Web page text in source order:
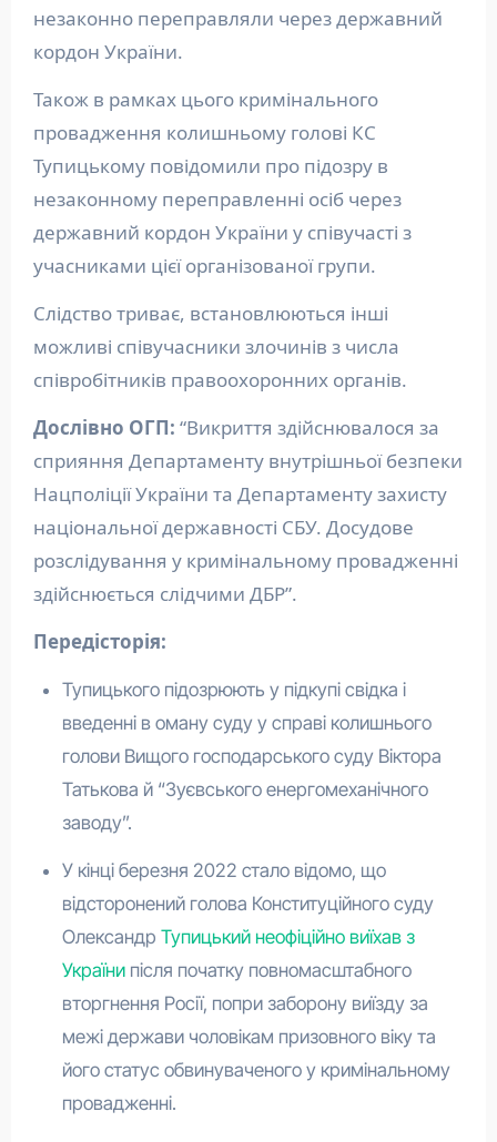
незаконно переправляли через державний
кордон України.
Також в рамках цього кримінального
провадження колишньому голові КС
Тупицькому повідомили про підозру в
незаконному переправленні осіб через
державний кордон України у співучасті з
учасниками цієї організованої групи.
Слідство триває, встановлюються інші
можливі співучасники злочинів з числа
співробітників правоохоронних органів.
Дослівно ОГП: “Викриття здійснювалося за
сприяння Департаменту внутрішньої безпеки
Нацполіції України та Департаменту захисту
національної державності СБУ. Досудове
розслідування у кримінальному провадженні
здійснюється слідчими ДБР”.
Передісторія:
Тупицького підозрюють у підкупі свідка і
введенні в оману суду у справі колишнього
голови Вищого господарського суду Віктора
Татькова й “Зуєвського енергомеханічного
заводу”.
У кінці березня 2022 стало відомо, що
відсторонений голова Конституційного суду
Олександр Тупицький неофіційно виїхав з
Українипісля початку повномасштабного
вторгнення Росії, попри заборону виїзду за
межі держави чоловікам призовного віку та
його статус обвинуваченого у кримінальному
провадженні.